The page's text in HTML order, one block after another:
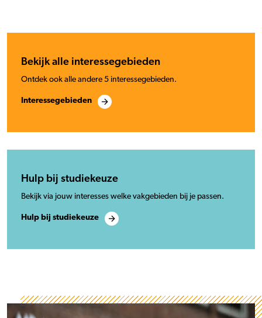
Bekijk alle interessegebieden
Ontdek ook alle andere 5 interessegebieden.
Interessegebieden
Hulp bij studiekeuze
Bekijk via jouw interesses welke vakgebieden bij je passen.
Hulp bij studiekeuze